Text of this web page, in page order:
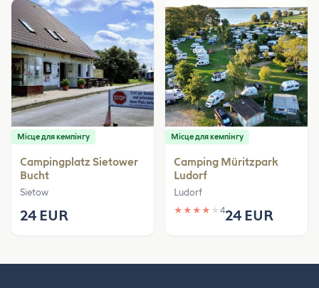
Місце для кемпінгу
Campingplatz Sietower
Bucht
Sietow
24 EUR
Місце для кемпінгу
Camping Müritzpark
Ludorf
Ludorf
★ ★ ★ ★ ★ 424 EUR